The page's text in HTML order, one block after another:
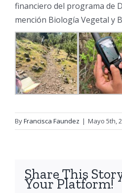
financiero del programa de
mención Biología Vegetal y
ByFrancisca Faundez | Mayo 5th,
Share This
Your Platform!